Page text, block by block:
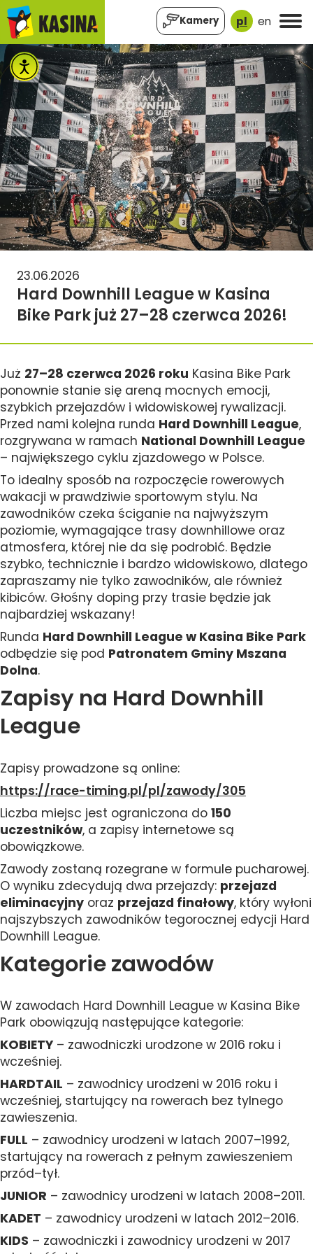
Kamery pl en
23.06.2026
Hard Downhill League w Kasina
Bike Park już 27–28 czerwca 2026!
Już 27–28 czerwca 2026 roku Kasina Bike Park
ponownie stanie się areną mocnych emocji,
szybkich przejazdów i widowiskowej rywalizacji.
Przed nami kolejna runda Hard Downhill League,
rozgrywana w ramach National Downhill League
– największego cyklu zjazdowego w Polsce.
To idealny sposób na rozpoczęcie rowerowych
wakacji w prawdziwie sportowym stylu. Na
zawodników czeka ściganie na najwyższym
poziomie, wymagające trasy downhillowe oraz
atmosfera, której nie da się podrobić. Będzie
szybko, technicznie i bardzo widowiskowo, dlatego
zapraszamy nie tylko zawodników, ale również
kibiców. Głośny doping przy trasie będzie jak
najbardziej wskazany!
Runda Hard Downhill League w Kasina Bike Park
odbędzie się pod Patronatem Gminy Mszana
Dolna.
Zapisy na Hard Downhill
League
Zapisy prowadzone są online:
https://race-timing.pl/pl/zawody/305
Liczba miejsc jest ograniczona do 150
uczestników, a zapisy internetowe są
obowiązkowe.
Zawody zostaną rozegrane w formule pucharowej.
O wyniku zdecydują dwa przejazdy: przejazd
eliminacyjny oraz przejazd finałowy, który wyłoni
najszybszych zawodników tegorocznej edycji Hard
Downhill League.
Kategorie zawodów
W zawodach Hard Downhill League w Kasina Bike
Park obowiązują następujące kategorie:
KOBIETY – zawodniczki urodzone w 2016 roku i
wcześniej.
HARDTAIL – zawodnicy urodzeni w 2016 roku i
wcześniej, startujący na rowerach bez tylnego
zawieszenia.
FULL – zawodnicy urodzeni w latach 2007–1992,
startujący na rowerach z pełnym zawieszeniem
przód–tył.
JUNIOR – zawodnicy urodzeni w latach 2008–2011.
KADET – zawodnicy urodzeni w latach 2012–2016.
KIDS – zawodniczki i zawodnicy urodzeni w 2017